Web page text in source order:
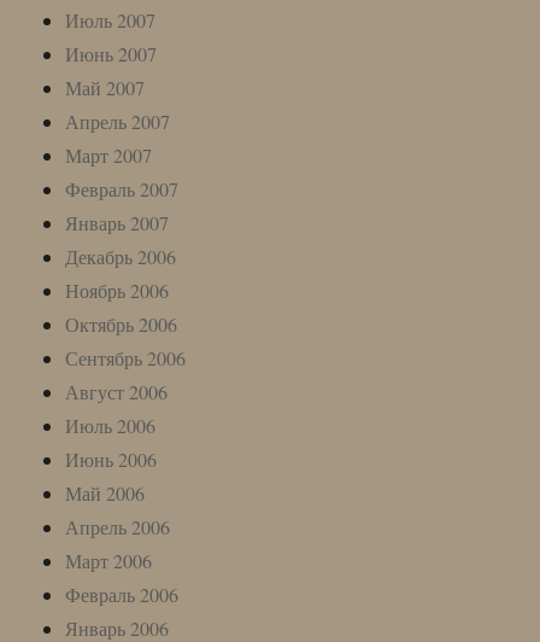
Июль 2007
Июнь 2007
Май 2007
Апрель 2007
Март 2007
Февраль 2007
Январь 2007
Декабрь 2006
Ноябрь 2006
Октябрь 2006
Сентябрь 2006
Август 2006
Июль 2006
Июнь 2006
Май 2006
Апрель 2006
Март 2006
Февраль 2006
Январь 2006